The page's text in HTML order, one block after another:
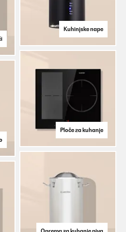
Kuhinjske nape
Ploče za kuhanje